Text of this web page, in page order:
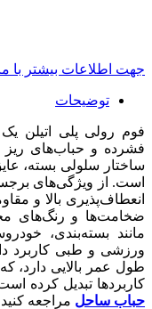
جهت اطلاعات بیشتر با
توضیحات
فوم رولی پلی اتیلن
فشرده و حباب‌های
ساختار سلولی بسته،
است. از ویژگی‌های
انعطاف‌پذیری بالا و
ضخامت‌ها و رنگ‌های
مانند بسته‌بندی،
ورزشی و طبی کاربرد
طول عمر بالایی دارد،
کاربردها تبدیل کرده
حباب ساحل مراجعه